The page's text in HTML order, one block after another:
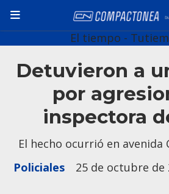
El tiempo -
Detuvieron a
por
inspectora
El hecho ocurrió en avenida
Policiales
25 de octubre de